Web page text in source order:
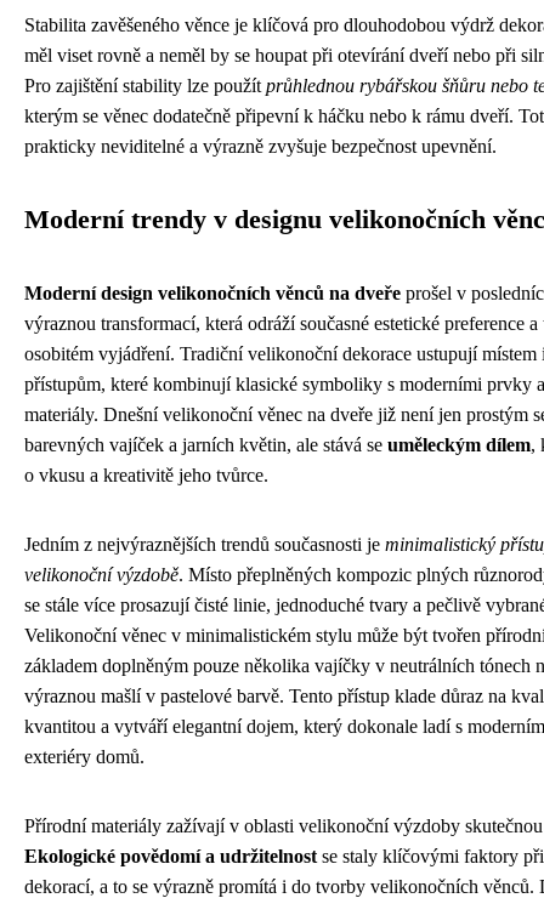
Stabilita zavěšeného věnce je klíčová pro dlouhodobou výdrž
měl viset rovně a neměl by se houpat při otevírání dveří nebo při
Pro zajištění stability lze použít průhlednou rybářskou šňůru nebo
kterým se věnec dodatečně připevní k háčku nebo k rámu dveří.
prakticky neviditelné a výrazně zvyšuje bezpečnost upevnění.
Moderní trendy v designu velikonočních
Moderní design velikonočních věnců na dveře prošel v
výraznou transformací, která odráží současné estetické preference
osobitém vyjádření. Tradiční velikonoční dekorace ustupují
přístupům, které kombinují klasické symboliky s moderními prvky
materiály. Dnešní velikonoční věnec na dveře již není jen prostým
barevných vajíček a jarních květin, ale stává se uměleckým dílem,
o vkusu a kreativitě jeho tvůrce.
Jedním z nejvýraznějších trendů současnosti je minimalistický
velikonoční výzdobě. Místo přeplněných kompozic plných
se stále více prosazují čisté linie, jednoduché tvary a pečlivě
Velikonoční věnec v minimalistickém stylu může být tvořen
základem doplněným pouze několika vajíčky v neutrálních tónech
výraznou mašlí v pastelové barvě. Tento přístup klade důraz na
kvantitou a vytváří elegantní dojem, který dokonale ladí s
exteriéry domů.
Přírodní materiály zažívají v oblasti velikonoční výzdoby skutečnou
Ekologické povědomí a udržitelnost se staly klíčovými faktory
dekorací, a to se výrazně promítá i do tvorby velikonočních věnců.